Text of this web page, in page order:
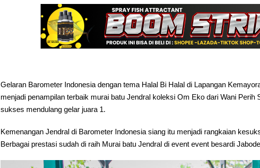
Gelaran Barometer Indonesia dengan tema Halal Bi Halal di Lapangan
menjadi penampilan terbaik murai batu Jendral koleksi Om Eko dari Wani
sukses mendulang gelar juara 1.
Kemenangan Jendral di Barometer Indonesia siang itu menjadi rangkaian
Berbagai prestasi sudah di raih Murai batu Jendral di event event besardi